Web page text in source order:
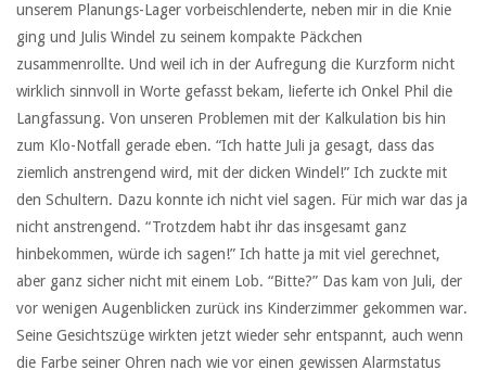
unserem Planungs-Lager vorbeischlenderte, neben mir in die Knie
ging und Julis Windel zu seinem kompakte Päckchen
zusammenrollte. Und weil ich in der Aufregung die Kurzform nicht
wirklich sinnvoll in Worte gefasst bekam, lieferte ich Onkel Phil die
Langfassung. Von unseren Problemen mit der Kalkulation bis hin
zum Klo-Notfall gerade eben. “Ich hatte Juli ja gesagt, dass das
ziemlich anstrengend wird, mit der dicken Windel!” Ich zuckte mit
den Schultern. Dazu konnte ich nicht viel sagen. Für mich war das ja
nicht anstrengend. “Trotzdem habt ihr das insgesamt ganz
hinbekommen, würde ich sagen!” Ich hatte ja mit viel gerechnet,
aber ganz sicher nicht mit einem Lob. “Bitte?” Das kam von Juli, der
vor wenigen Augenblicken zurück ins Kinderzimmer gekommen war.
Seine Gesichtszüge wirkten jetzt wieder sehr entspannt, auch wenn
die Farbe seiner Ohren nach wie vor einen gewissen Alarmstatus